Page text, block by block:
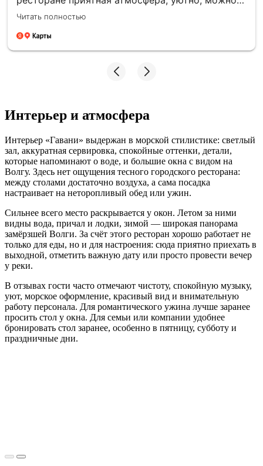
спокойно посидеть и отдохнуть. Отдельное
спасибо официантке Лилии. Очень приветливая
и внимательная, помогла с выбором блюд и
остались только положительные. Обязательно
Читать полностью
Интерьер и атмосфера
Интерьер «Гавани» выдержан в морской стилистике: светлый
зал, аккуратная сервировка, спокойные оттенки, детали,
которые напоминают о воде, и большие окна с видом на
Волгу. Здесь нет ощущения тесного городского ресторана:
между столами достаточно воздуха, а сама посадка
настраивает на неторопливый обед или ужин.
Сильнее всего место раскрывается у окон. Летом за ними
видны вода, причал и лодки, зимой — широкая панорама
замёрзшей Волги. За счёт этого ресторан хорошо работает не
только для еды, но и для настроения: сюда приятно приехать в
выходной, отметить важную дату или просто провести вечер
у реки.
В отзывах гости часто отмечают чистоту, спокойную музыку,
уют, морское оформление, красивый вид и внимательную
работу персонала. Для романтического ужина лучше заранее
просить стол у окна. Для семьи или компании удобнее
бронировать стол заранее, особенно в пятницу, субботу и
праздничные дни.